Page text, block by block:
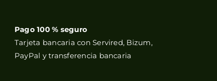
Pago 100 % seguro
Tarjeta bancaria con Servired, Bizum,
PayPal y transferencia bancaria